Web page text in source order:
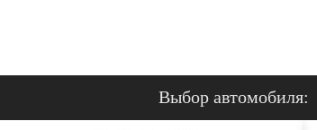
Выбор автомобиля: